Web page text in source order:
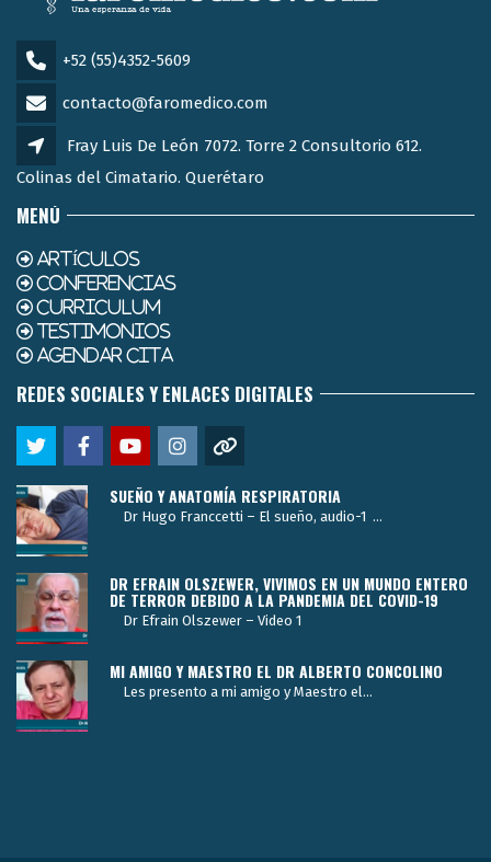
+52 (55)4352-5609
contacto@faromedico.com
Fray Luis De León 7072. Torre 2 Consultorio 612.
Colinas del Cimatario. Querétaro
MENÚ
ARTÍCULOS
CONFERENCIAS
CURRICULUM
TESTIMONIOS
AGENDAR CITA
REDES SOCIALES Y ENLACES DIGITALES
SUEÑO Y ANATOMÍA RESPIRATORIA
Dr Hugo Franccetti – El sueño, audio-1 ...
DR EFRAIN OLSZEWER, VIVIMOS EN UN MUNDO ENTERO
DE TERROR DEBIDO A LA PANDEMIA DEL COVID-19
Dr Efrain Olszewer – Video 1
MI AMIGO Y MAESTRO EL DR ALBERTO CONCOLINO
Les presento a mi amigo y Maestro el...